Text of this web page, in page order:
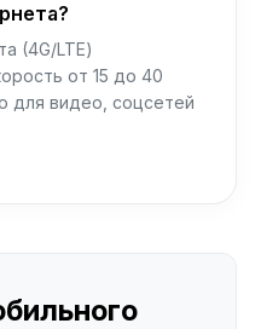
(4G/LTE)
от 15 до 40
для видео, соцсетей